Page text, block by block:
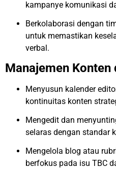
kampanye komunikasi
Berkolaborasi dengan
untuk memastikan
verbal.
Manajemen Konten
Menyusun kalender
kontinuitas konten
Mengedit dan
selaras dengan standar
Mengelola blog atau
berfokus pada isu TBC